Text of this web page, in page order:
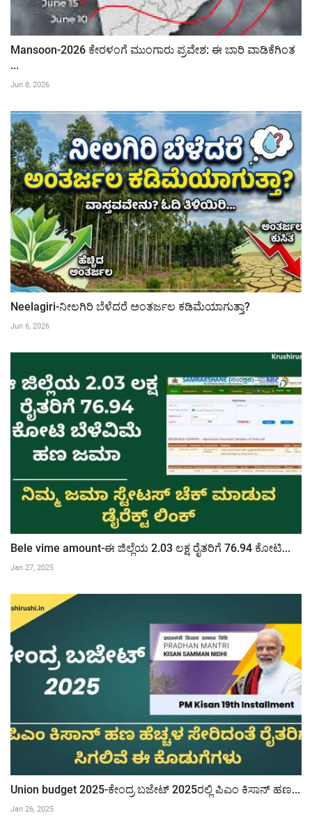
Mansoon-2026 ಕೇರಳಂಗೆ ಮುಂಗಾರು ಪ್ರವೇಶ: ಈ ಬಾರಿ ವಾಡಿಕೆಗಿಂತ
...
Jun 8, 2026
Neelagiri-ನೀಲಗಿರಿ ಬೆಳೆದರೆ ಅಂತರ್ಜಲ ಕಡಿಮೆಯಾಗುತ್ತಾ?
Jun 6, 2026
Bele vime amount-ಈ ಜಿಲ್ಲೆಯ 2.03 ಲಕ್ಷ ರೈತರಿಗೆ 76.94 ಕೋಟಿ...
Jan 27, 2025
Union budget 2025-ಕೇಂದ್ರ ಬಜೇಟ್ 2025ರಲ್ಲಿ ಪಿಎಂ ಕಿಸಾನ್ ಹಣ...
Jan 26, 2025